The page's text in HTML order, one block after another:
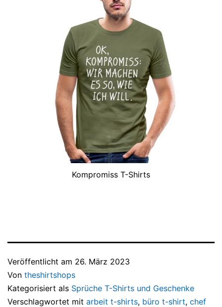
Kompromiss T-Shirts
Veröffentlicht am 26. März 2023
Von theshirtshops
Kategorisiert als Sprüche T-Shirts und Geschenke
Verschlagwortet mit arbeit t-shirts, büro t-shirt, chef